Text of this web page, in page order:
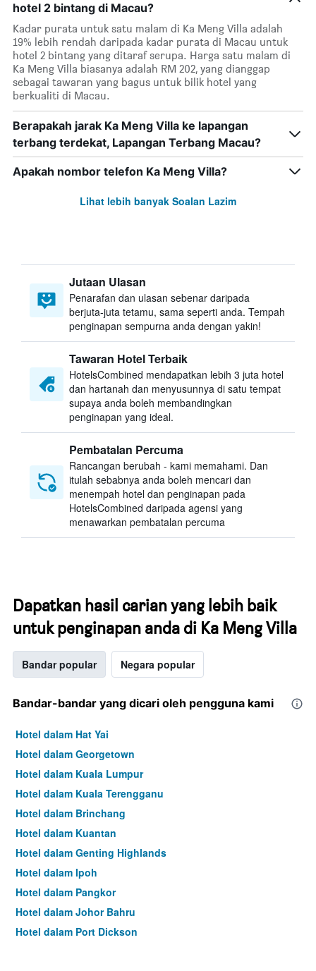
hotel 2 bintang di Macau?
Kadar purata untuk satu malam di Ka Meng Villa adalah
19% lebih rendah daripada kadar purata di Macau untuk
hotel 2 bintang yang ditaraf serupa. Harga satu malam di
Ka Meng Villa biasanya adalah RM 202, yang dianggap
sebagai tawaran yang bagus untuk bilik hotel yang
berkualiti di Macau.
Berapakah jarak Ka Meng Villa ke lapangan
terbang terdekat, Lapangan Terbang Macau?
Apakah nombor telefon Ka Meng Villa?
Lihat lebih banyak Soalan Lazim
Jutaan Ulasan
Penarafan dan ulasan sebenar daripada
berjuta-juta tetamu, sama seperti anda. Tempah
penginapan sempurna anda dengan yakin!
Tawaran Hotel Terbaik
HotelsCombined mendapatkan lebih 3 juta hotel
dan hartanah dan menyusunnya di satu tempat
supaya anda boleh membandingkan
penginapan yang ideal.
Pembatalan Percuma
Rancangan berubah - kami memahami. Dan
itulah sebabnya anda boleh mencari dan
menempah hotel dan penginapan pada
HotelsCombined daripada agensi yang
menawarkan pembatalan percuma
Dapatkan hasil carian yang lebih baik
untuk penginapan anda di Ka Meng Villa
Bandar popular Negara popular
Bandar-bandar yang dicari oleh pengguna kami
Hotel dalam Hat Yai
Hotel dalam Georgetown
Hotel dalam Kuala Lumpur
Hotel dalam Kuala Terengganu
Hotel dalam Brinchang
Hotel dalam Kuantan
Hotel dalam Genting Highlands
Hotel dalam Ipoh
Hotel dalam Pangkor
Hotel dalam Johor Bahru
Hotel dalam Port Dickson